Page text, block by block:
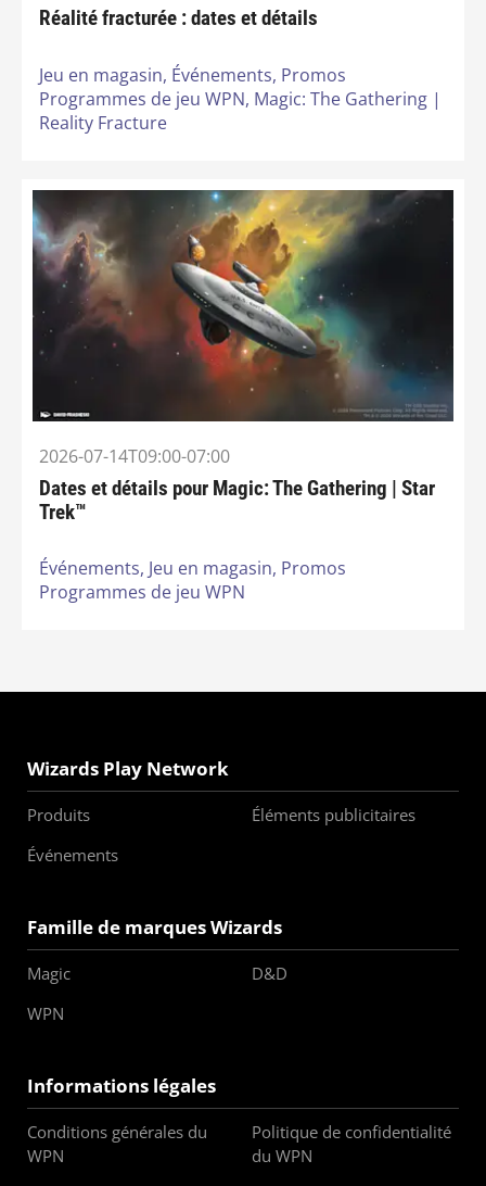
Réalité fracturée : dates et détails
Jeu en magasin, Événements, Promos
Programmes de jeu WPN, Magic: The Gathering |
Reality Fracture
2026-07-14T09:00-07:00
Dates et détails pour Magic: The Gathering | Star
Trek™
Événements, Jeu en magasin, Promos
Programmes de jeu WPN
Wizards Play Network
Produits
Éléments publicitaires
Événements
Famille de marques Wizards
Magic
D&D
WPN
Informations légales
Conditions générales du
WPN
Politique de confidentialité
du WPN